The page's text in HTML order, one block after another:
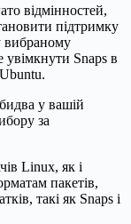
відмінностей,
підтримку
вибраному
Snaps в
у вашій
за
Linux, як і
пакетів,
такі як Snaps і